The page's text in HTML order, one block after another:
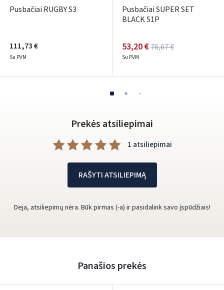
Pusbačiai RUGBY S3
111,73 €
Su PVM
Pusbačiai SUPER SET
BLACK S1P
53,20 €76,67 €
Su PVM
Prekės atsiliepimai
1 atsiliepimai
RAŠYTI ATSILIEPIMĄ
Deja, atsiliepimų nėra. Būk pirmas (-a) ir pasidalink savo įspūdžiais!
Panašios prekės